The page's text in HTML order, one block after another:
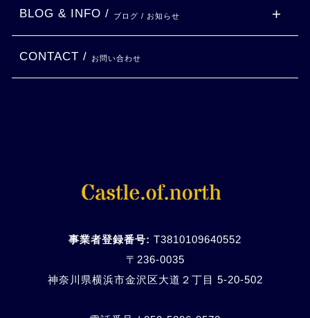
事業者登録番号: T3810109640552
〒236-0035
神奈川県横浜市金沢区大道２丁目 5-20-502
BLOG & INFO / ブログ / お知らせ
CONTACT / お問い合わせ